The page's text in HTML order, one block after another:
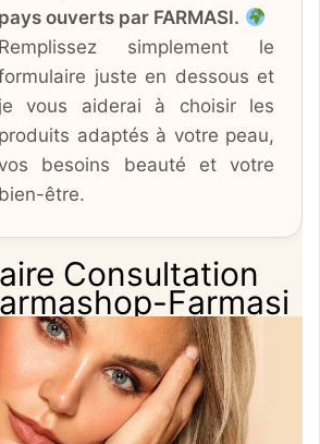
pays ouverts par FARMASI.
Remplissez simplement le
juste en dessous et
je vous aiderai à choisir les
produits adaptés à votre peau,
besoins beauté et votre
bien-être.
Consultation
Farmasi